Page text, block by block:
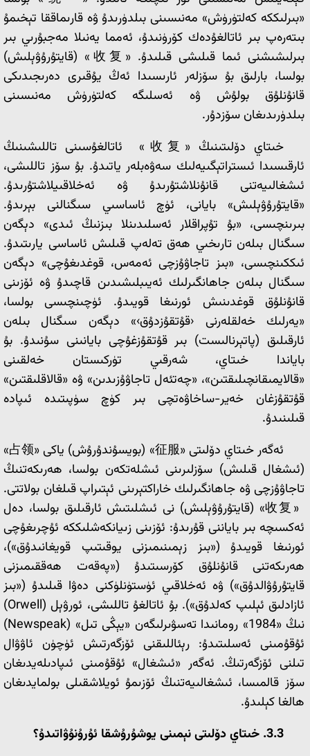
«بىرلىككە كەلتۈرۈش» مەنىسىنى بىلدۈرىدۇ ۋە قارىماققا تېخىمۇ
بىتەرەپ بىر ئاتالغۇدەك كۆرۈنىدۇ، ئەمما يەنىلا مەجبۇرىي بىر
بىرلىشىشنى ئىما قىلىشى قىلىدۇ. «收复» (قايتۇرۇۋېلىش)
بولسا، بارلىق بۇ سۆزلەر ئارىسىدا ئەڭ يۇقىرى دەرىجىدىكى
قانۇنلۇق بولۇش ۋە ئەسلىگە كەلتۈرۈش مەنىسىنى
بىلدۈرىدىغان سۆزدۇر.
خىتاي دۆلىتىنىڭ «收复» ئاتالغۇسىنى تاللىشىنىڭ
ئارقىسىدا ئىستراتېگىيەلىك سەۋەبلەر ياتىدۇ. بۇ سۆز تاللىشى،
ئىشغالىيەتنى قانۇنلاشتۇرىدۇ ۋە ئەخلاقىيلاشتۇرىدۇ.
«قايتۇرۇۋېلىش» بايانى، ئۈچ ئاساسىي سىگنالنى بېرىدۇ.
بىرىنچىسى، «بۇ تۇپراقلار ئەسلىدىنلا بىزنىڭ ئىدى» دېگەن
سىگنال بىلەن تارىخىي ھەق تەلەپ قىلىش ئاساسى يارىتىدۇ.
ئىككىنچىسى، «بىز تاجاۋۇزچى ئەمەس، قوغدىغۇچى» دېگەن
سىگنال بىلەن جاھانگىرلىك ئەيىبلىشىدىن قاچىدۇ ۋە ئۆزىنى
قانۇنلۇق قوغدىنىش ئورنىغا قويىدۇ. ئۈچىنچىسى بولسا،
«يەرلىك خەلقلەرنى ‹قۇتقۇزدۇق›» دېگەن سىگنال بىلەن
ئارقىلىق (پاتېرنالىست) بىر قۇتقۇزغۇچى بايانىنى سۇنىدۇ. بۇ
باياندا خىتاي، شەرقىي تۈركىستان خەلقىنى
«قالايمىقانچىلىقتىن»، «چەتئەل تاجاۋۇزىدىن» ۋە «قالاقلىقتىن»
قۇتقۇزغان خەير-ساخاۋەتچى بىر كۈچ سۈپىتىدە ئىپادە
قىلىنىدۇ.
ئەگەر خىتاي دۆلىتى «征服» (بويسۇندۇرۇش) ياكى «占领»
(ئىشغال قىلىش) سۆزلىرىنى ئىشلەتكەن بولسا، ھەرىكەتنىڭ
تاجاۋۇزچى ۋە جاھانگىرلىك خاراكتېرىنى ئېتىراپ قىلغان بولاتتى.
«收复» (قايتۇرۇۋېلىش) نى ئىشلىتىش ئارقىلىق بولسا، دەل
ئەكسىچە بىر باياننى قۇرىدۇ: ئۆزىنى زىيانكەشلىككە ئۇچرىغۇچى
ئورنىغا قويىدۇ («بىز زېمىنىمىزنى يوقىتىپ قويغانىدۇق»)،
ھەرىكەتنى قانۇنلۇق كۆرسىتىدۇ («پەقەت ھەققىمىزنى
قايتۇرۇۋالدۇق») ۋە ئەخلاقىي ئۈستۈنلۈكنى دەۋا قىلىدۇ («بىز
ئازادلىق ئېلىپ كەلدۇق»). بۇ ئاتالغۇ تاللىشى، ئورۋېل (Orwell)
نىڭ «1984» رومانىدا تەسۋىرلىگەن «يېڭى تىل» (Newspeak)
ئۇقۇمىنى ئەسلىتىدۇ: رېئاللىقنى ئۆزگەرتىش ئۈچۈن ئاۋۋال
تىلنى ئۆزگەرتىڭ. ئەگەر «ئىشغال» ئۇقۇمىنى ئىپادىلەيدىغان
سۆز قالمىسا، ئىشغالىيەتنىڭ ئۆزىمۇ ئويلاشقىلى بولمايدىغان
ھالغا كېلىدۇ.
3.3. خىتاي دۆلىتى نېمىنى يوشۇرۇشقا ئۇرۇنۇۋاتىدۇ؟